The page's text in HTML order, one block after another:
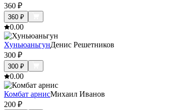
360 ₽
360 ₽
0.00
ХуньюаньгунДенис Решетников
300 ₽
300 ₽
0.00
Комбат арнисМихаил Иванов
200 ₽